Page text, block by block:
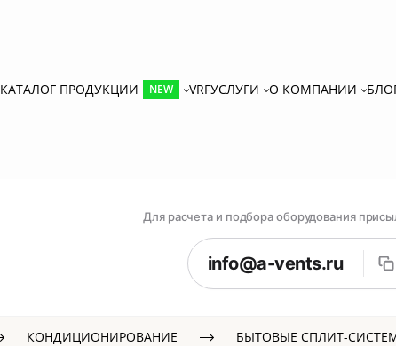
КАТАЛОГ ПРОДУКЦИИ NEW VRFУСЛУГИ О КОМПАНИИ
Для расчета и подбора оборудования
info@a-vents.ru
КОНДИЦИОНИРОВАНИЕ БЫТОВЫЕ СПЛИТ-